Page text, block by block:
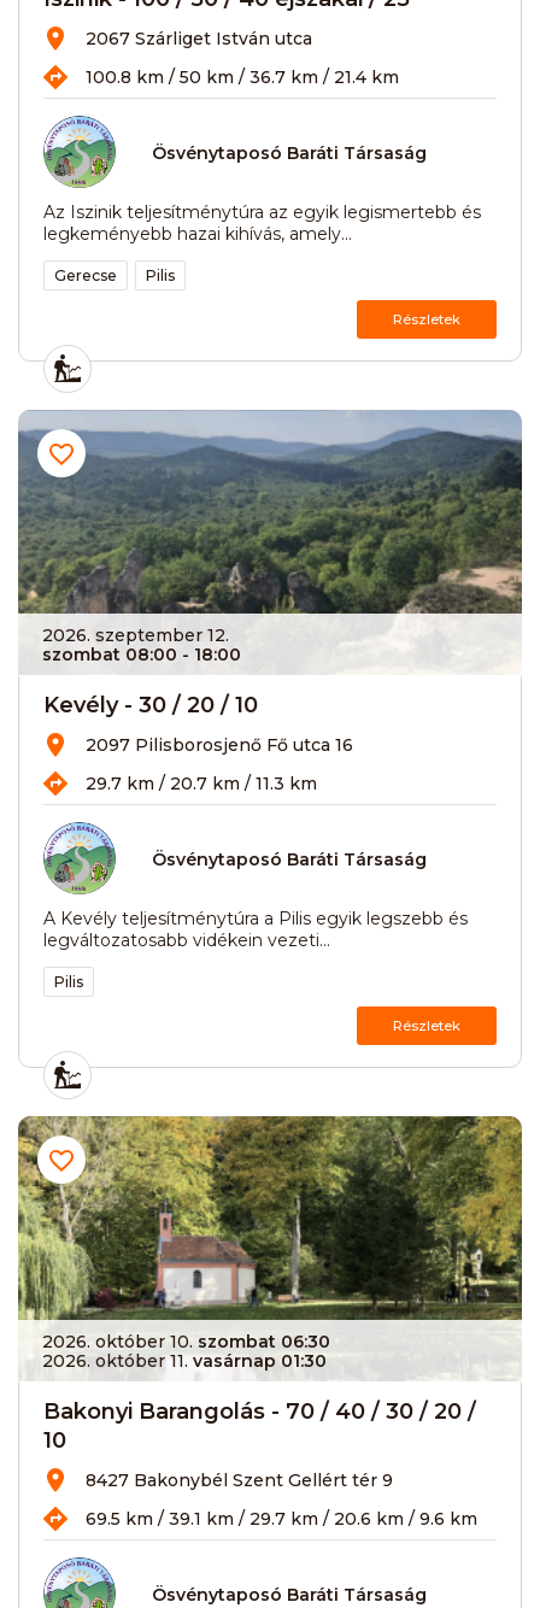
2067 Szárliget István utca
100.8 km / 50 km / 36.7 km / 21.4 km
Ösvénytaposó Baráti Társaság
Az Iszinik teljesítménytúra az egyik legismertebb és
legkeményebb hazai kihívás, amely...
Gerecse Pilis
Részletek
2026. szeptember 12.
szombat 08:00 - 18:00
Kevély - 30 / 20 / 10
2097 Pilisborosjenő Fő utca 16
29.7 km / 20.7 km / 11.3 km
Ösvénytaposó Baráti Társaság
A Kevély teljesítménytúra a Pilis egyik legszebb és
legváltozatosabb vidékein vezeti...
Pilis
Részletek
2026. október 10. szombat 06:30
2026. október 11. vasárnap 01:30
Bakonyi Barangolás - 70 / 40 / 30 / 20 /
10
8427 Bakonybél Szent Gellért tér 9
69.5 km / 39.1 km / 29.7 km / 20.6 km / 9.6 km
Ösvénytaposó Baráti Társaság